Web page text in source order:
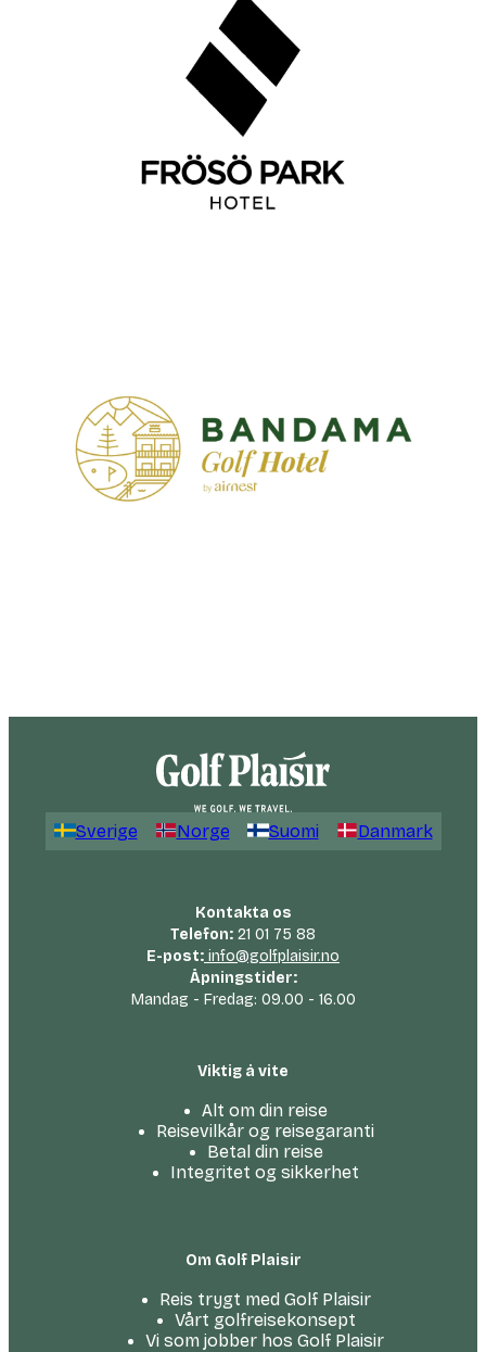
Sverige Norge Suomi Danmark
Kontakta os
Telefon: 21 01 75 88
E-post: info@golfplaisir.no
Åpningstider:
Mandag - Fredag: 09.00 - 16.00
Viktig å vite
Alt om din reise
Reisevilkår og reisegaranti
Betal din reise
Integritet og sikkerhet
Om Golf Plaisir
Reis trygt med Golf Plaisir
Vårt golfreise­konsept
Vi som jobber hos Golf Plaisir